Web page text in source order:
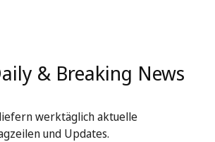
& Breaking News
werktäglich aktuelle
und Updates.